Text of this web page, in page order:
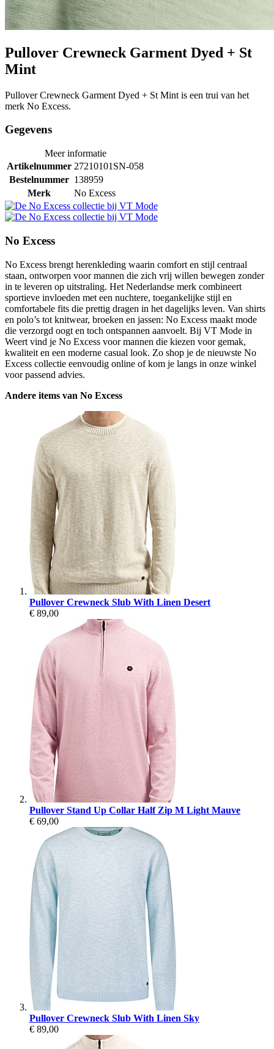
Pullover Crewneck Garment Dyed + St
Mint
Pullover Crewneck Garment Dyed + St Mint is een trui van het
merk No Excess.
Gegevens
Meer informatie
Artikelnummer 27210101SN-058
Bestelnummer 138959
Merk
No Excess
No Excess
No Excess brengt herenkleding waarin comfort en stijl centraal
staan, ontworpen voor mannen die zich vrij willen bewegen zonder
in te leveren op uitstraling. Het Nederlandse merk combineert
sportieve invloeden met een nuchtere, toegankelijke stijl en
comfortabele fits die prettig dragen in het dagelijks leven. Van shirts
en polo’s tot knitwear, broeken en jassen: No Excess maakt mode
die verzorgd oogt en toch ontspannen aanvoelt. Bij VT Mode in
Weert vind je No Excess voor mannen die kiezen voor gemak,
kwaliteit en een moderne casual look. Zo shop je de nieuwste No
Excess collectie eenvoudig online of kom je langs in onze winkel
voor passend advies.
Andere items van No Excess
Pullover Crewneck Slub With Linen Desert
€ 89,00
Pullover Stand Up Collar Half Zip M Light Mauve
€ 69,00
Pullover Crewneck Slub With Linen Sky
€ 89,00